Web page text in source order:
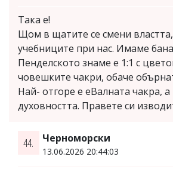
Така е!
Щом в щатите се смени властта,
учебниците при нас. Имаме
Пенделското знаме е 1:1 с
човешките чакри, обаче
Най- отгоре е еВалната чакра,
духовността. Правете си
44. Черноморски
13.06.2026 20:44:03